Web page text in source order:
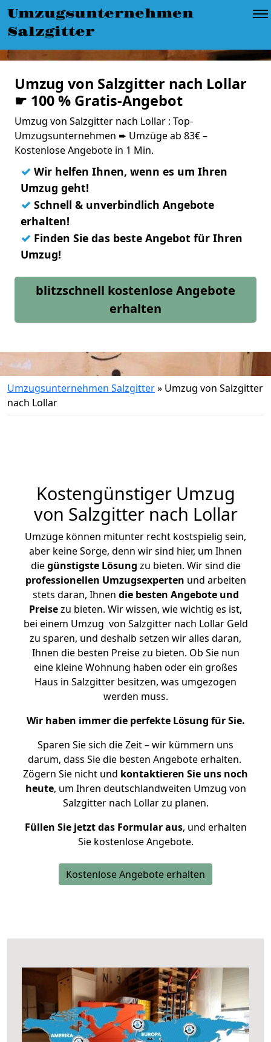
Umzugsunternehmen
Salzgitter
Umzug von Salzgitter nach Lollar
☛ 100 % Gratis-Angebot
Umzug von Salzgitter nach Lollar : Top-
Umzugsunternehmen ➨ Umzüge ab 83€ –
Kostenlose Angebote in 1 Min.
✓ Wir helfen Ihnen, wenn es um Ihren
Umzug geht!
✓ Schnell & unverbindlich Angebote
erhalten!
✓ Finden Sie das beste Angebot für Ihren
Umzug!
blitzschnell kostenlose Angebote
erhalten
Umzugsunternehmen Salzgitter» Umzug von Salzgitter
nach Lollar
Kostengünstiger Umzug
von Salzgitter nach Lollar
Umzüge können mitunter recht kostspielig sein,
aber keine Sorge, denn wir sind hier, um Ihnen
diegünstigste Lösung zu bieten. Wir sind die
professionellen Umzugsexperten und arbeiten
stets daran, Ihnen die besten Angebote und
Preisezu bieten. Wir wissen, wie wichtig es ist,
bei einem Umzug von Salzgitter nach Lollar Geld
zu sparen, und deshalb setzen wir alles daran,
Ihnen die besten Preise zu bieten. Ob Sie nun
eine kleine Wohnung haben oder ein großes
Haus in Salzgitter besitzen, was umgezogen
werden muss.
Wir haben immer die perfekte Lösung für Sie.
Sparen Sie sich die Zeit – wir kümmern uns
darum, dass Sie die besten Angebote erhalten.
Zögern Sie nicht und kontaktieren Sie uns noch
heute, um Ihren deutschlandweiten Umzug von
Salzgitter nach Lollar zu planen.
Füllen Sie jetzt das Formular aus, und erhalten
Sie kostenlose Angebote.
Kostenlose Angebote erhalten